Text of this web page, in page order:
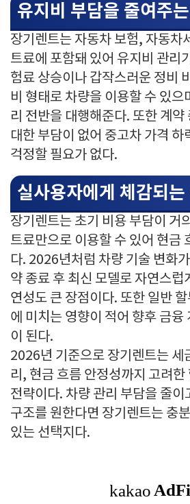
유지비 부담을 줄여주
장기렌트는 자동차 보험, 자동차
트료에 포함돼 있어 유지비 관리
험료 상승이나 갑작스러운 정비
비 형태로 차량을 이용할 수 있
리 전반을 대행해준다. 또한 계약
대한 부담이 없어 중고차 가격 하
걱정할 필요가 없다.
실사용자에게 체감되는
장기렌트는 초기 비용 부담이 거
트료만으로 이용할 수 있어 현금
다. 2026년처럼 차량 기술 변화
약 종료 후 최신 모델로 자연스럽
연성도 큰 장점이다. 또한 일반
에 미치는 영향이 적어 향후 금융
이 된다.
2026년 기준으로 장기렌트는 세
리, 현금 흐름 안정성까지 고려
전략이다. 차량 관리 부담을 줄이
구조를 원한다면 장기렌트는 충
있는 선택지다.